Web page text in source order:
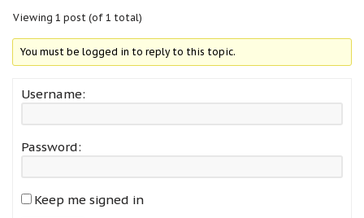
Viewing 1 post (of 1 total)
You must be logged in to reply to this topic.
Username:
Password:
Keep me signed in